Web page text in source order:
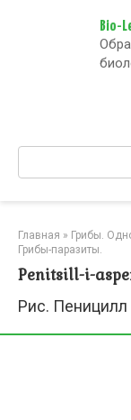
Bio-
Поиск:
Главная » Грибы.
Грибы-паразиты.
Penitsill-i-
Рис. Пеницилл